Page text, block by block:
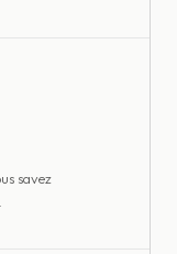
savez